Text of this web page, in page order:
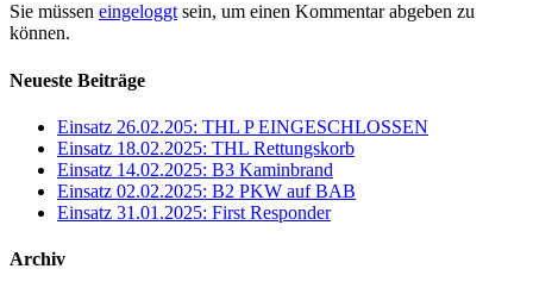
Sie müssen eingeloggt sein, um einen Kommentar abgeben zu
können.
Neueste Beiträge
Einsatz 26.02.205: THL P EINGESCHLOSSEN
Einsatz 18.02.2025: THL Rettungskorb
Einsatz 14.02.2025: B3 Kaminbrand
Einsatz 02.02.2025: B2 PKW auf BAB
Einsatz 31.01.2025: First Responder
Archiv